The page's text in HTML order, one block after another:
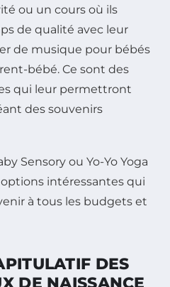
ou un cours où ils
de qualité avec leur
de musique pour bébés
bébé. Ce sont des
qui leur permettront
des souvenirs
Sensory ou Yo-Yo Yoga
intéressantes qui
à tous les budgets et
DES
DE NAISSANCE